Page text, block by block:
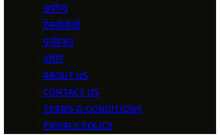
आरोग्य
टेक्नॉलॉजी
मनोरंजन
उद्योग
ABOUT US
CONTACT US
TERMS & CONDITIONS
PRIVACY POLICY